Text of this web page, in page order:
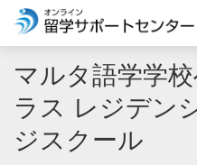
マルタ語学学
ラス レジデン
ジスクール